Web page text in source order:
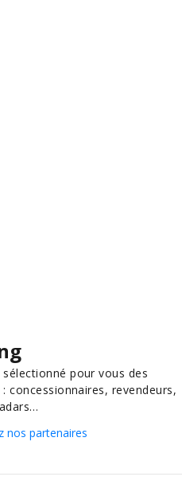
pour vous des
concessionnaires, revendeurs,
nos partenaires